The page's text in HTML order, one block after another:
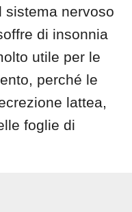
sistema nervoso
di insonnia
utile per le
perché le
lattea,
foglie di